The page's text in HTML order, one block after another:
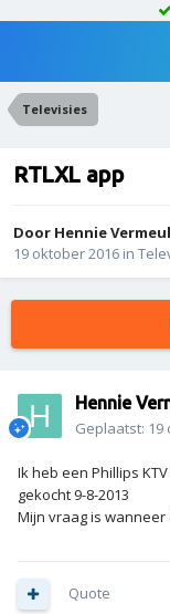
Televisies
RTLXL app
Door Hennie
19 oktober 2016 in
Hennie
Geplaatst: 19
Ik heb een Phillips
gekocht 9-8-2013
Mijn vraag is wanneer
Quote